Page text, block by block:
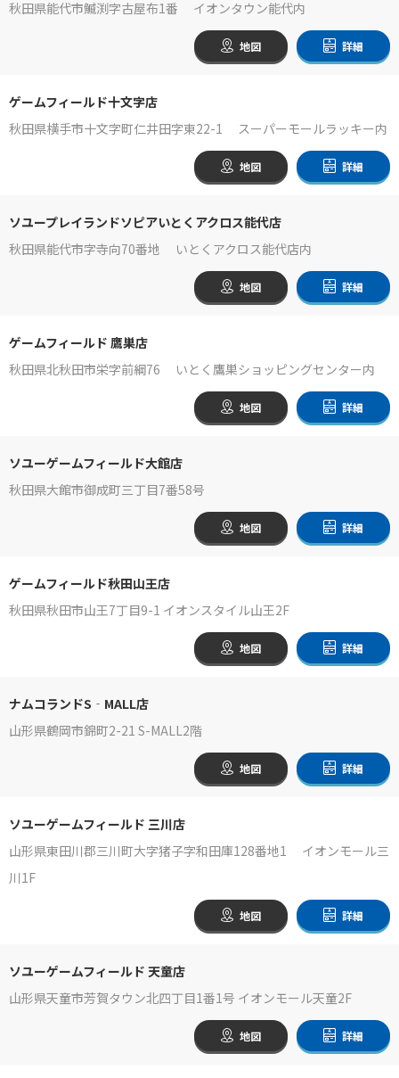
秋田県能代市鰄渕字古屋布1番 イオンタウン能代内
地図 詳細
ゲームフィールド十文字店
秋田県横手市十文字町仁井田字東22-1 スーパーモールラッキー内
地図 詳細
ソユープレイランドソピアいとくアクロス能代店
秋田県能代市字寺向70番地 いとくアクロス能代店内
地図 詳細
ゲームフィールド 鷹巣店
秋田県北秋田市栄字前綱76 いとく鷹巣ショッピングセンター内
地図 詳細
ソユーゲームフィールド大館店
秋田県大館市御成町三丁目7番58号
地図 詳細
ゲームフィールド秋田山王店
秋田県秋田市山王7丁目9-1 イオンスタイル山王2F
地図 詳細
ナムコランドS‐MALL店
山形県鶴岡市錦町2-21 S-MALL2階
地図 詳細
ソユーゲームフィールド 三川店
山形県東田川郡三川町大字猪子字和田庫128番地1 イオンモール三
川1F
地図 詳細
ソユーゲームフィールド 天童店
山形県天童市芳賀タウン北四丁目1番1号 イオンモール天童2F
地図 詳細